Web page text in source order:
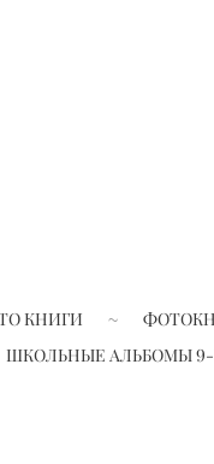
КНИГИ
ШКОЛЬНЫЕ АЛЬБОМЫ 9-